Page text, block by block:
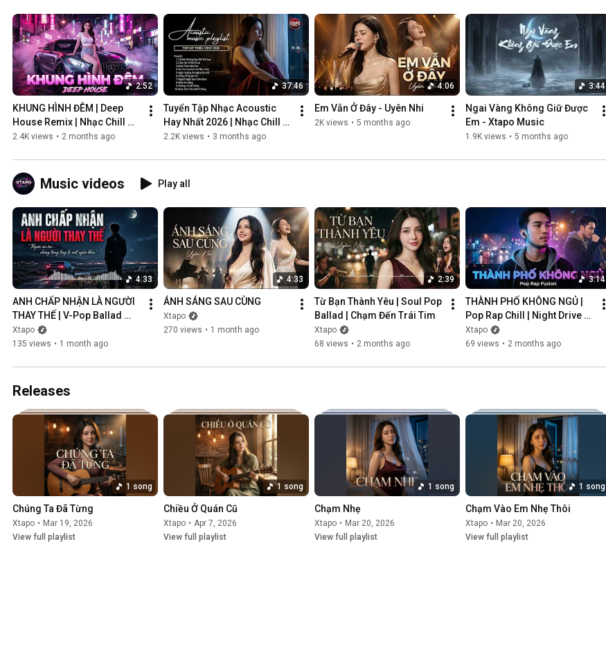
2:52
KHUNG HÌNH ĐÊM | Deep
House Remix | Nhạc Chill
Club | Night Vibes Cực Cháy
2.4K views • 2 months ago
37:46
Tuyển Tập Nhạc Acoustic
Hay Nhất 2026 | Nhạc Chill
Nhẹ Nhàng
2.2K views • 3 months ago
4:06
Em Vẫn Ở Đây - Uyên Nhi
2K views • 5 months ago
3:44
Ngai Vàng Không Giữ Được
Em - Xtapo Music
1.9K views • 5 months ago
Music videos Play all
4:33
ANH CHẤP NHẬN LÀ NGƯỜI
THAY THẾ | V-Pop Ballad
Buồn
Xtapo
135 views • 1 month ago
4:33
ÁNH SÁNG SAU CÙNG
Xtapo
270 views • 1 month ago
2:39
Từ Bạn Thành Yêu | Soul Pop
Ballad | Chạm Đến Trái Tim
Xtapo
68 views • 2 months ago
3:14
THÀNH PHỐ KHÔNG NGỦ |
Pop Rap Chill | Night Drive
Vibes
Xtapo
69 views • 2 months ago
Releases
1 song
Chúng Ta Đã Từng
Xtapo • Mar 19, 2026
View full playlist
1 song
Chiều Ở Quán Cũ
Xtapo • Apr 7, 2026
View full playlist
1 song
Chạm Nhẹ
Xtapo • Mar 20, 2026
View full playlist
1 song
Chạm Vào Em Nhẹ Thôi
Xtapo • Mar 20, 2026
View full playlist